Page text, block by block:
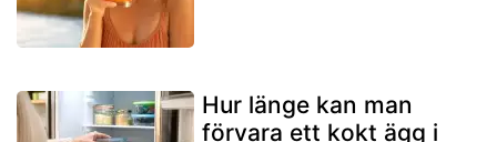
Hur länge kan man
förvara ett kokt ägg i